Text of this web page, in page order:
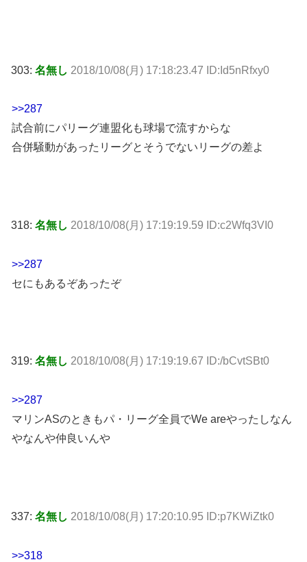
303: 名無し 2018/10/08(月) 17:18:23.47 ID:Id5nRfxy0
>>287
試合前にパリーグ連盟化も球場で流すからな
合併騒動があったリーグとそうでないリーグの差よ
318: 名無し 2018/10/08(月) 17:19:19.59 ID:c2Wfq3VI0
>>287
セにもあるぞあったぞ
319: 名無し 2018/10/08(月) 17:19:19.67 ID:/bCvtSBt0
>>287
マリンASのときもパ・リーグ全員でWe areやったしなん
やなんや仲良いんや
337: 名無し 2018/10/08(月) 17:20:10.95 ID:p7KWiZtk0
>>318